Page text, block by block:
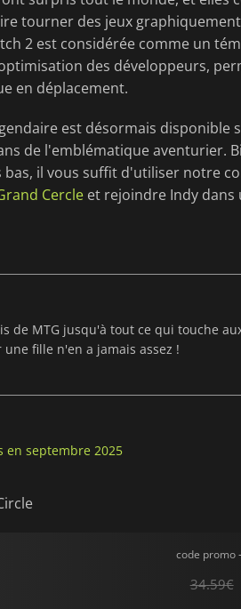
tourner des jeux
2 est considérée comme un
des développeurs,
en déplacement.
est désormais disponible
de l'emblématique aventurier.
il vous suffit d'utiliser notre
Cercle et rejoindre Indy dans
de MTG jusqu'à tout ce qui touche
fille n'en a jamais assez !
en septembre 2025
code promo
34.59€